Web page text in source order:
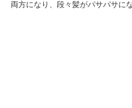
両方になり、段々髪がパサパサに